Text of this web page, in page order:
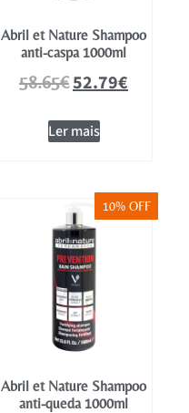
Abril et Nature Shampoo
anti-caspa 1000ml
58.65€52.79€
Ler mais
10% OFF
Abril et Nature Shampoo
anti-queda 1000ml